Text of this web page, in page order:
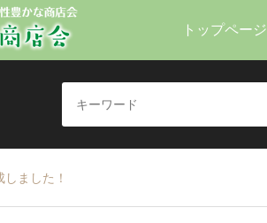
トップページ
ました！